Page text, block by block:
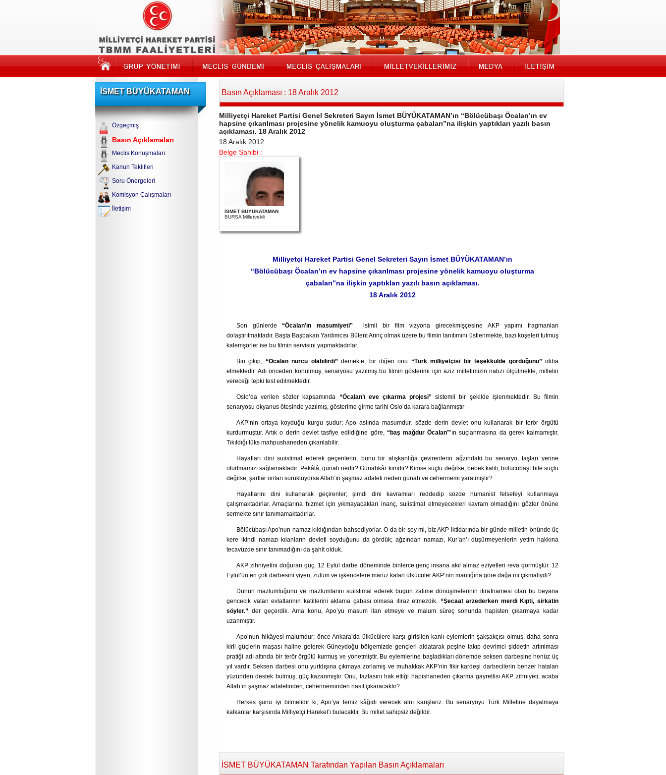
İSMET BÜYÜKATAMAN
Özgeçmiş
Basın Açıklamaları
Meclis Konuşmaları
Kanun Teklifleri
Soru Önergeleri
Komisyon Çalışmaları
İletişim
Basın Açıklaması : 18 Aralık 2012
Milliyetçi Hareket Partisi Genel Sekreteri Sayın İsmet BÜYÜKATAMAN’ın “Bölücübaşı Öcalan’ın ev
hapsine çıkarılması projesine yönelik kamuoyu oluşturma çabaları”na ilişkin yaptıkları yazılı basın
açıklaması. 18 Aralık 2012
18 Aralık 2012
Belge Sahibi :
İSMET BÜYÜKATAMAN
BURSA Milletvekili
Milliyetçi Hareket Partisi Genel Sekreteri Sayın İsmet BÜYÜKATAMAN’ın
“Bölücübaşı Öcalan’ın ev hapsine çıkarılması projesine yönelik kamuoyu oluşturma
çabaları”na ilişkin yaptıkları yazılı basın açıklaması.
18 Aralık 2012
Son günlerde“Öcalan’ın masumiyeti” isimli bir film vizyona girecekmişçesine AKP yapımı fragmanları
dolaştırılmaktadır. Başta Başbakan Yardımcısı Bülent Arınç olmak üzere bu filmin tanıtımını üstlenmekte, bazı köşeleri tutmuş
kalemşörler ise bu filmin servisini yapmaktadırlar.
Biri çıkıp; “Öcalan nurcu olabilirdi”demekte, bir diğeri onu “Türk milliyetçisi bir teşekkülde gördüğünü”iddia
etmektedir. Adı önceden konulmuş, senaryosu yazılmış bu filmin gösterimi için aziz milletimizin nabzı ölçülmekte, milletin
vereceği tepki test edilmektedir.
Oslo’da verilen sözler kapsamında “Öcalan’ı eve çıkarma projesi”sistemli bir şekilde işlenmektedir. Bu filmin
senaryosu okyanus ötesinde yazılmış, gösterime girme tarihi Oslo’da karara bağlanmıştır
AKP’nin ortaya koyduğu kurgu şudur; Apo aslında masumdur, sözde derin devlet onu kullanarak bir terör örgütü
kurdurmuştur. Artık o derin devlet tasfiye edildiğine göre, “baş mağdur Öcalan”’ın suçlanmasına da gerek kalmamıştır.
Tıkıldığı lüks mahpushaneden çıkarılabilir.
Hayatları dini suiistimal ederek geçenlerin, bunu bir alışkanlığa çevirenlerin ağzındaki bu senaryo, taşları yerine
oturtmamızı sağlamaktadır. Pekâlâ, günah nedir? Günahkâr kimdir? Kimse suçlu değilse; bebek katili, bölücübaşı bile suçlu
değilse, şartlar onları sürüklüyorsa Allah’ın şaşmaz adaleti neden günah ve cehennemi yaratmıştır?
Hayatlarını dini kullanarak geçirenler; şimdi dini kavramları reddedip sözde hümanist felsefeyi kullanmaya
çalışmaktadırlar. Amaçlarına hizmet için yıkmayacakları inanç, suiistimal etmeyecekleri kavram olmadığını gözler önüne
sermekte sınır tanımamaktadırlar.
Bölücübaşı Apo’nun namaz kıldığından bahsediyorlar. O da bir şey mi, biz AKP iktidarında bir günde milletin önünde üç
kere ikindi namazı kılanların devleti soyduğunu da gördük; ağzından namazı, Kur’an’ı düşürmeyenlerin yetim hakkına
tecavüzde sınır tanımadığını da şahit olduk.
AKP zihniyetini doğuran güç, 12 Eylül darbe döneminde binlerce genç insana akıl almaz eziyetleri reva görmüştür. 12
Eylül’ün en çok darbesini yiyen, zulüm ve işkencelere maruz kalan ülkücüler AKP’nin mantığına göre dağa mı çıkmalıydı?
Dünün mazlumluğunu ve mazlumlarını suiistimal ederek bugün zalime dönüşmelerinin itirafnamesi olan bu beyana
gencecik vatan evlatlarının katillerini aklama çabası olmasa itiraz etmezdik. “Şecaat arzederken merdi Kıpti, sirkatin
söyler.” der geçerdik. Ama konu, Apo’yu masum ilan etmeye ve malum süreç sonunda hapisten çıkarmaya kadar
uzanmıştır.
Apo’nun hikâyesi malumdur; önce Ankara’da ülkücülere karşı girişilen kanlı eylemlerin şakşakçısı olmuş, daha sonra
kirli güçlerin maşası haline gelerek Güneydoğu bölgemizde gençleri aldatarak peşine takıp devrimci şiddetin artırılması
pratiği adı altında bir terör örgütü kurmuş ve yönetmiştir. Bu eylemlerine başladıkları dönemde seksen darbesine henüz üç
yıl vardır. Seksen darbesi onu yurtdışına çıkmaya zorlamış ve muhakkak AKP’nin fikir kardeşi darbecilerin benzer hataları
yüzünden destek bulmuş, güç kazanmıştır. Onu, fazlasını hak ettiği hapishaneden çıkarma gayretlisi AKP zihniyeti, acaba
Allah’ın şaşmaz adaletinden, cehenneminden nasıl çıkaracaktır?
Herkes şunu iyi bilmelidir ki; Apo’ya temiz kâğıdı verecek alnı karışlarız. Bu senaryoyu Türk Milletine dayatmaya
kalkanlar karşısında Milliyetçi Hareket’i bulacaktır. Bu millet sahipsiz değildir.
İSMET BÜYÜKATAMAN Tarafından Yapılan Basın Açıklamaları